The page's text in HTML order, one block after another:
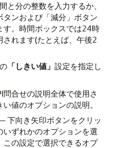
と分の整数を入力するか、
タンおよび「減分」ボタン
す。時間ボックスでは24時
されます(たとえば、午後2
「しきい値」 設定を指定し
合せの説明全体で使用さ
値のオプションの説明。
下向き矢印ボタンをクリッ
いずれかのオプションを選
この設定で選択できるオプ